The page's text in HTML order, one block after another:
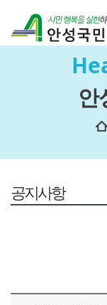
안
홈
공지사항